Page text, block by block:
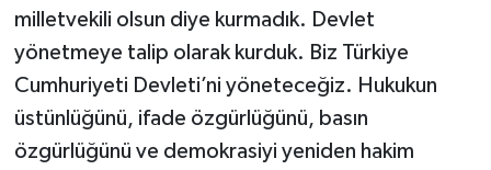
milletvekili olsun diye kurmadık. Devlet
yönetmeye talip olarak kurduk. Biz Türkiye
Cumhuriyeti Devleti’ni yöneteceğiz. Hukukun
üstünlüğünü, ifade özgürlüğünü, basın
özgürlüğünü ve demokrasiyi yeniden hakim